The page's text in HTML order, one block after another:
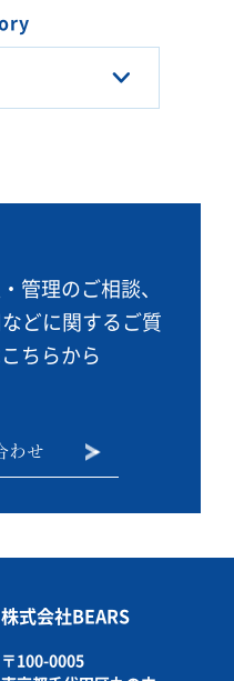
管理のご相談、
どに関するご質
ちらから
わせ
株式会社BEARS
〒100-0005